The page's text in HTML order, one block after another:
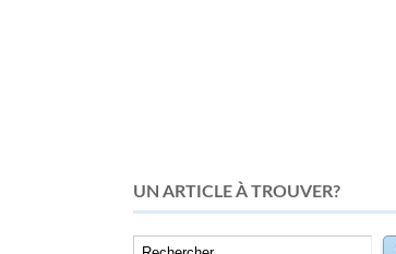
UN ARTICLE À TROUVER?